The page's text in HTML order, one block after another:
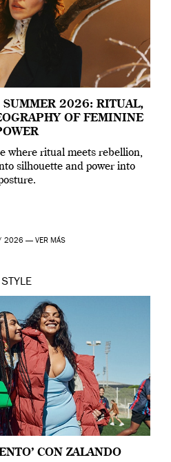
SUMMER 2026: RITUAL,
OF FEMININE
where ritual meets rebellion,
silhouette and power into
2026 — VER MÁS
STYLE
CON ZALANDO